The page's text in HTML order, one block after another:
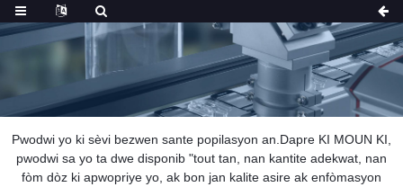
Pwodwi yo ki sèvi bezwen sante popilasyon an.Dapre KI MOUN KI,
pwodwi sa yo ta dwe disponib "tout tan, nan kantite adekwat, nan
fòm dòz ki apwopriye yo, ak bon jan kalite asire ak enfòmasyon